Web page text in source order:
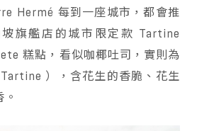
Hermé 每到一座城市，都會推
旗艦店的城市限定款 Tartine
糕點，看似咖椰吐司，實則為
），含花生的香脆、花生